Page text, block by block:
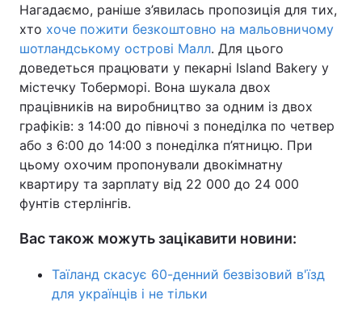
Нагадаємо, раніше з’явилась пропозиція для тих,
хто хоче пожити безкоштовно на мальовничому
шотландському острові Малл. Для цього
доведеться працювати у пекарні Island Bakery у
містечку Тоберморі. Вона шукала двох
працівників на виробництво за одним із двох
графіків: з 14:00 до півночі з понеділка по четвер
або з 6:00 до 14:00 з понеділка п’ятницю. При
цьому охочим пропонували двокімнатну
квартиру та зарплату від 22 000 до 24 000
фунтів стерлінгів.
Вас також можуть зацікавити новини:
Таїланд скасує 60-денний безвізовий в'їзд
для українців і не тільки